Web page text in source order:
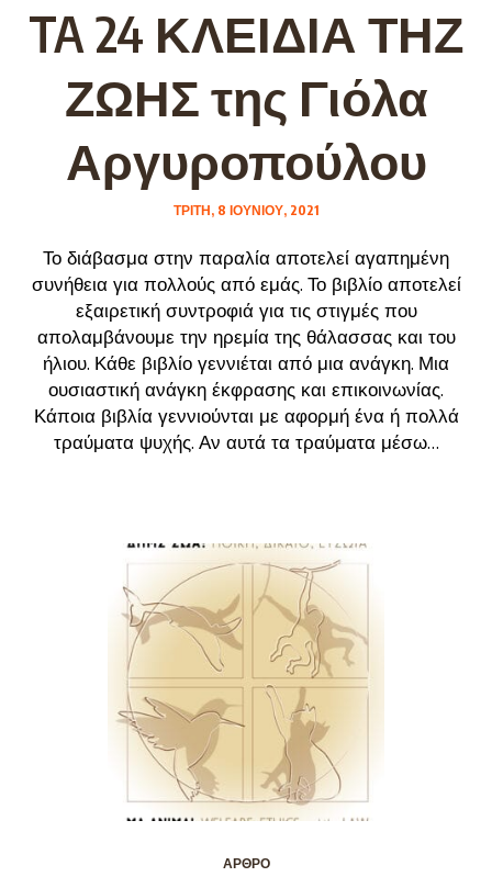
TA 24 ΚΛΕΙΔΙΑ ΤΗΖ
ΖΩΗΣ της Γιόλα
Αργυροπούλου
ΤΡΊΤΗ, 8 ΙΟΥΝΊΟΥ, 2021
Το διάβασμα στην παραλία αποτελεί αγαπημένη
συνήθεια για πολλούς από εμάς. Το βιβλίο αποτελεί
εξαιρετική συντροφιά για τις στιγμές που
απολαμβάνουμε την ηρεμία της θάλασσας και του
ήλιου. Κάθε βιβλίο γεννιέται από μια ανάγκη. Μια
ουσιαστική ανάγκη έκφρασης και επικοινωνίας.
Κάποια βιβλία γεννιούνται με αφορμή ένα ή πολλά
τραύματα ψυχής. Αν αυτά τα τραύματα μέσω...
ΆΡΘΡΟ